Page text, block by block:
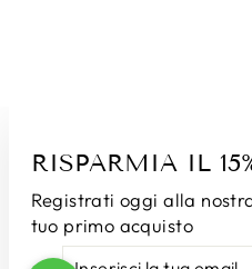
RISPARMIA IL
Registrati oggi alla
tuo primo acquisto
INSERISCI
ISCRIVITI